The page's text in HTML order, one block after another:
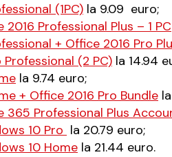
(1PC) la 9.09 euro;
Professional Plus – 1 PC
+ Office 2016 Pro
(2 PC) la 14.94
la 9.74 euro;
+ Office 2016 Pro Bundle
Professional Plus
10 Pro la 20.79 euro;
10 Home la 21.44 euro.